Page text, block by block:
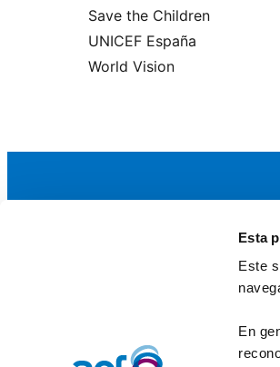
Esta
Este
En
Save the Children
UNICEF España
World Vision
Quienes
Canal ético